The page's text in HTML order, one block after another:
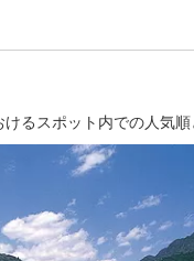
るスポット内での人気